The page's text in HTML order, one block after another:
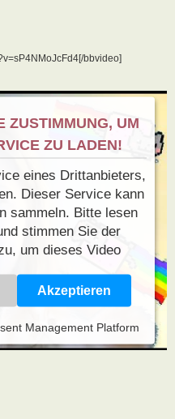
bbvideo]
ZUSTIMMUNG, UM
ZU LADEN!
eines Drittanbieters,
Dieser Service kann
sammeln. Bitte lesen
stimmen Sie der
um dieses Video
Akzeptieren
Management Platform